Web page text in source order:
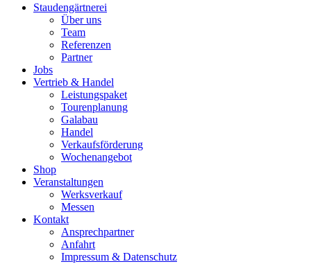
Staudengärtnerei
Über uns
Team
Referenzen
Partner
Jobs
Vertrieb & Handel
Leistungspaket
Tourenplanung
Galabau
Handel
Verkaufsförderung
Wochenangebot
Shop
Veranstaltungen
Werksverkauf
Messen
Kontakt
Ansprechpartner
Anfahrt
Impressum & Datenschutz